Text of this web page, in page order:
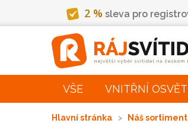
2 % sleva pro
VŠE VNITŘNÍ
Hlavní stránka Náš sortiment